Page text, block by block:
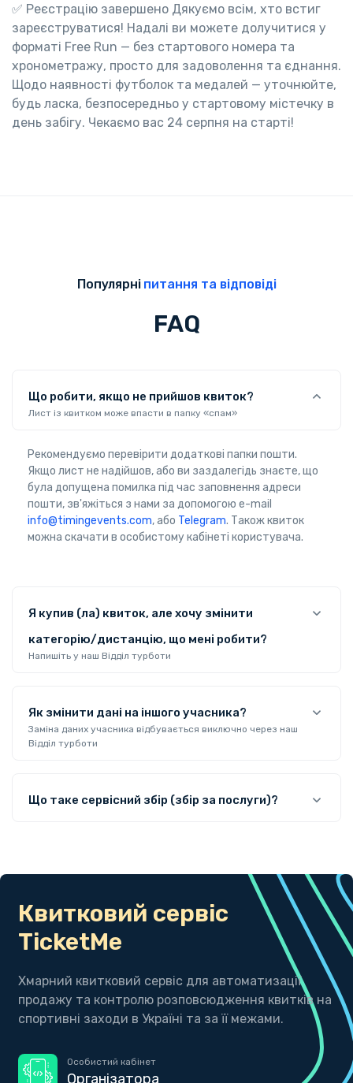
✅ Реєстрацію завершено Дякуємо всім, хто встиг
зареєструватися! Надалі ви можете долучитися у
форматі Free Run — без стартового номера та
хронометражу, просто для задоволення та єднання.
Щодо наявності футболок та медалей — уточнюйте,
будь ласка, безпосередньо у стартовому містечку в
день забігу. Чекаємо вас 24 серпня на старті!
Популярні питання та відповіді
FAQ
Що робити, якщо не прийшов квиток?
Лист із квитком може впасти в папку «спам»
Рекомендуємо перевірити додаткові папки пошти.
Якщо лист не надійшов, або ви заздалегідь знаєте, що
була допущена помилка під час заповнення адреси
пошти, зв'яжіться з нами за допомогою e-mail
info@timingevents.com, або Telegram. Також квиток
можна скачати в особистому кабінеті користувача.
Я купив (ла) квиток, але хочу змінити
категорію/дистанцію, що мені робити?
Напишіть у наш Відділ турботи
Як змінити дані на іншого учасника?
Заміна даних учасника відбувається виключно через наш
Відділ турботи
Що таке сервісний збір (збір за послуги)?
Квитковий сервіс
TicketMe
Хмарний квитковий сервіс для автоматизації
продажу та контролю розповсюдження квитків на
спортивні заходи в Україні та за її межами.
Особистий кабінет
Організатора